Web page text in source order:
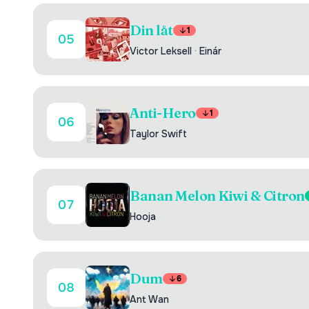
05
Din låt 1
Victor Leksell · Einár
06
Anti-Hero 1
Taylor Swift
07
Banan Melon Kiwi & Citron
Hooja
08
Dum 6
Ant Wan